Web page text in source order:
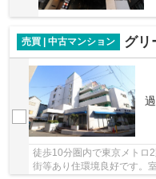
売買 | 中古マンション グリ
徒歩10分圏内で東京メトロ
街等あり住環境良好です。